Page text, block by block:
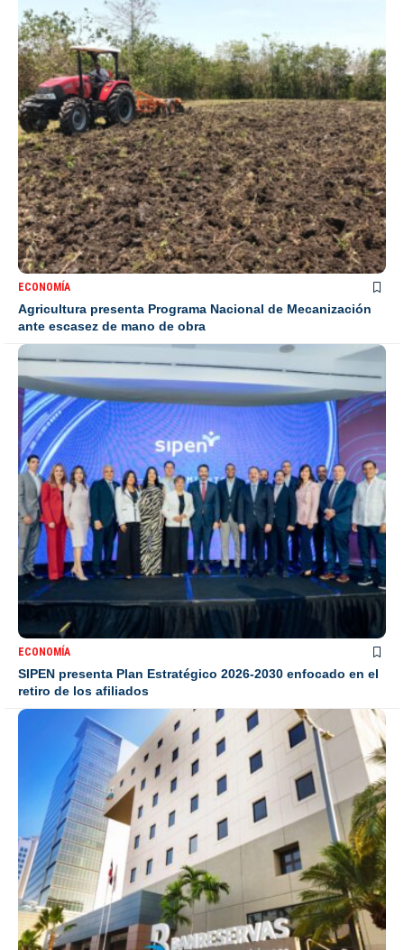
ECONOMÍA
Agricultura presenta Programa Nacional de Mecanización
ante escasez de mano de obra
ECONOMÍA
SIPEN presenta Plan Estratégico 2026-2030 enfocado en el
retiro de los afiliados